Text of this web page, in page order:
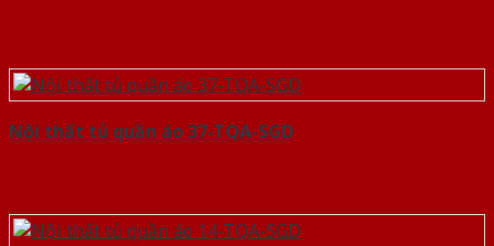
Nội thất tủ quần áo 37-TQA-SGD